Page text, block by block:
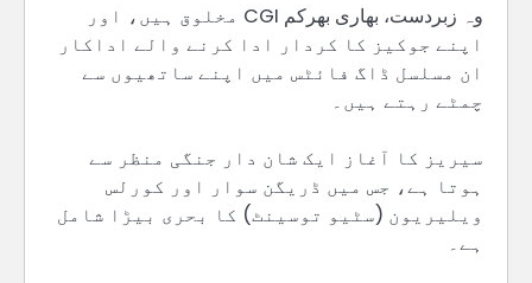
وہ زبردست، بھاری بھرکم CGI مخلوق ہیں، اور
اپنے جوکیز کا کردار ادا کرنے والے اداکار
ان مسلسل ڈاگ فائٹس میں اپنے ساتھیوں سے
چمٹے رہتے ہیں۔
سیریز کا آغاز ایک شان دار جنگی منظر سے
ہوتا ہے، جس میں ڈریگن سوار اور کورلس
ویلیریون (سٹیو توسینٹ) کا بحری بیڑا شامل
ہے۔